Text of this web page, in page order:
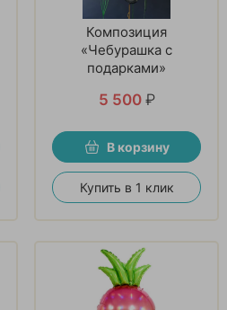
Композиция
«Чебурашка с
подарками»
5 500 ₽
В корзину
Купить в 1 клик